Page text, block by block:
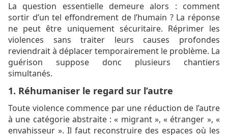
La question essentielle demeure alors : comment
sortir d’un tel effondrement de l’humain ? La réponse
ne peut être uniquement sécuritaire. Réprimer les
violences sans traiter leurs causes profondes
reviendrait à déplacer temporairement le problème. La
guérison suppose donc plusieurs chantiers
simultanés.
1. Réhumaniser le regard sur l’autre
Toute violence commence par une réduction de l’autre
à une catégorie abstraite : « migrant », « étranger », «
envahisseur ». Il faut reconstruire des espaces où les